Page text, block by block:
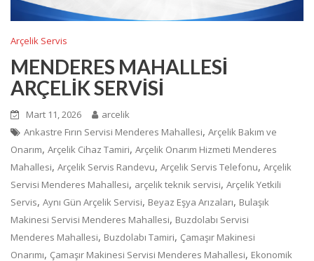
Arçelik Servis
MENDERES MAHALLESİ
ARÇELİK SERVİSİ
Mart 11, 2026
arcelik
Ankastre Fırın Servisi Menderes Mahallesi, Arçelik Bakım ve
Onarım, Arçelik Cihaz Tamiri, Arçelik Onarım Hizmeti Menderes
Mahallesi, Arçelik Servis Randevu, Arçelik Servis Telefonu, Arçelik
Servisi Menderes Mahallesi, arçelik teknik servisi, Arçelik Yetkili
Servis, Aynı Gün Arçelik Servisi, Beyaz Eşya Arızaları, Bulaşık
Makinesi Servisi Menderes Mahallesi, Buzdolabı Servisi
Menderes Mahallesi, Buzdolabı Tamiri, Çamaşır Makinesi
Onarımı, Çamaşır Makinesi Servisi Menderes Mahallesi, Ekonomik